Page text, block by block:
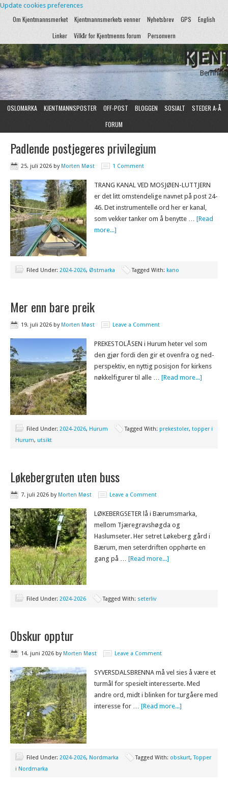
Update cookies preferences
Om Kjentmannsmerket Kjentmannsmerkets venner Nyhetsbrev GPS
English
Linker
Vilkår for Kjentmenns forum Personvern
OSLOMARKA KJENTMANNSPOSTER OFF-POST BLOGGEN SOSIALT
STEDER A-Å
FORUM
Padlende postjegeres privilegium
25. juli 2026 byMorten Møst 1 Comment
TRANG KANAL VED MOSJØEN-LUTTJERN
er det litt omstendelige navnet på post 24-
46. Det instrumentelle ord her er kanal,
som vekker tanker om å benytte … [Read
more...]
Filed Under: 2024-2026, Østmarka Tagged With: kano
Mer enn bare preik
19. juli 2026 byMorten Møst Leave a Comment
PREKESTOLÅSEN i Hurum heter vel som
den gjør fordi den gir et ovenfra og ned-
perspektiv, en nyttig posisjon for kirkens
nøkkelfigurer til alle … [Read more...]
Filed Under: 2024-2026, Hurum Tagged With: prekestoler, topper i
Hurum, utsikt
Løkebergruten uten buss
7. juli 2026 byMorten Møst Leave a Comment
LØKEBERGSETER lå i Bærumsmarka,
mellom Tjæregravshøgda og
Haslumseter. Her setret Løkeberg gård i
Bærum, men seterdriften opphørte en
gang på … [Read more...]
Filed Under: 2024-2026 Tagged With: seterliv
Obskur opptur
14. juni 2026 byMorten Møst Leave a Comment
SYVERSDALSBRENNA må vel sies å være et
turmål for spesielt interesserte. Med
andre ord, midt i blinken for turgåere med
interesse for … [Read more...]
Filed Under: 2024-2026, Nordmarka Tagged With: obskurt,Topper
i Nordmarka